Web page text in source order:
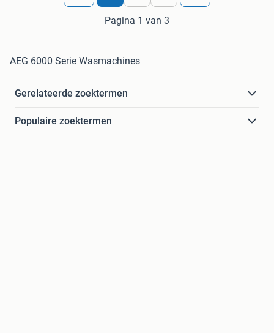
Pagina 1 van 3
AEG 6000 Serie Wasmachines
Gerelateerde zoektermen
Populaire zoektermen